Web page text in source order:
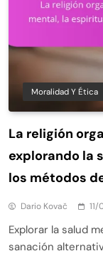
Moralidad Y Ética
La religión
explorando la
los métodos
Dario Kovač
Explorar la salud
sanación